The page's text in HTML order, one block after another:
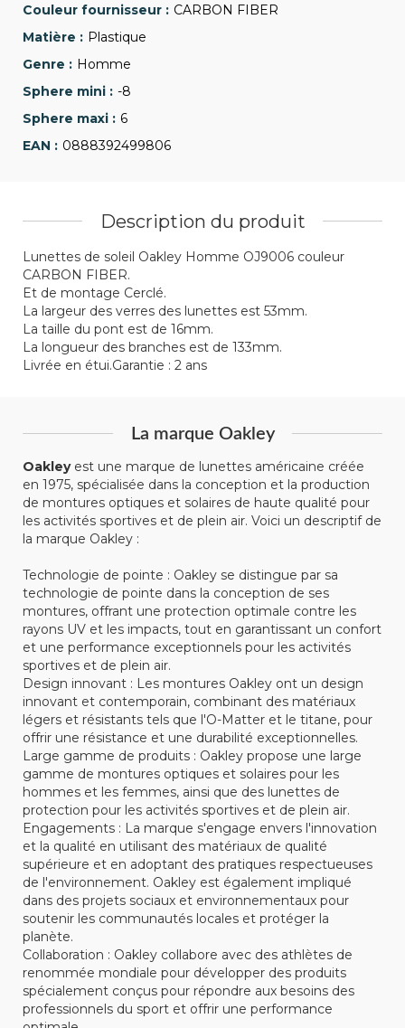
CARBON FIBER
Plastique
Homme
-8
6
0888392499806
Description du produit
Lunettes de soleil Oakley Homme OJ9006 couleur
CARBON FIBER.
Et de montage Cerclé.
La largeur des verres des lunettes est 53mm.
La taille du pont est de 16mm.
La longueur des branches est de 133mm.
Livrée en étui.Garantie : 2 ans
La marque Oakley
Oakleyest une marque de lunettes américaine créée
en 1975, spécialisée dans la conception et la production
de montures optiques et solaires de haute qualité pour
les activités sportives et de plein air. Voici un descriptif de
la marque Oakley :
Technologie de pointe : Oakley se distingue par sa
technologie de pointe dans la conception de ses
montures, offrant une protection optimale contre les
rayons UV et les impacts, tout en garantissant un confort
et une performance exceptionnels pour les activités
sportives et de plein air.
Design innovant : Les montures Oakley ont un design
innovant et contemporain, combinant des matériaux
légers et résistants tels que l'O-Matter et le titane, pour
offrir une résistance et une durabilité exceptionnelles.
Large gamme de produits : Oakley propose une large
gamme de montures optiques et solaires pour les
hommes et les femmes, ainsi que des lunettes de
protection pour les activités sportives et de plein air.
Engagements : La marque s'engage envers l'innovation
et la qualité en utilisant des matériaux de qualité
supérieure et en adoptant des pratiques respectueuses
de l'environnement. Oakley est également impliqué
dans des projets sociaux et environnementaux pour
soutenir les communautés locales et protéger la
planète.
Collaboration : Oakley collabore avec des athlètes de
renommée mondiale pour développer des produits
spécialement conçus pour répondre aux besoins des
professionnels du sport et offrir une performance